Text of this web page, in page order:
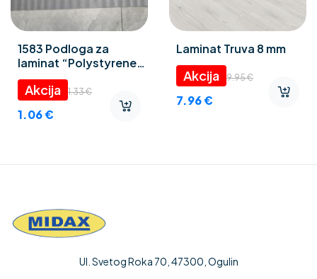
1583 Podloga za
laminat “Polystyrene
foam” 3 mm
1.33€
1.06€
Laminat Truva 8 mm
9.95€
7.96€
Ul. Svetog Roka 70, 47300, Ogulin